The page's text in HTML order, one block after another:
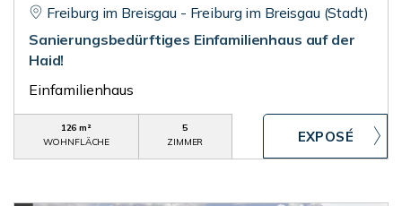
Freiburg im Breisgau - Freiburg im Breisgau (Stadt)
Sanierungsbedürftiges Einfamilienhaus auf der
Haid!
Einfamilienhaus
126 m²
WOHNFLÄCHE
5
ZIMMER